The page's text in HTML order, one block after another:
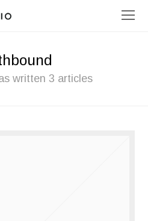
written 3 articles